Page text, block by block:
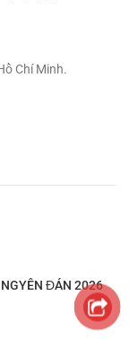
Chí Minh.
ĐÁN 2026